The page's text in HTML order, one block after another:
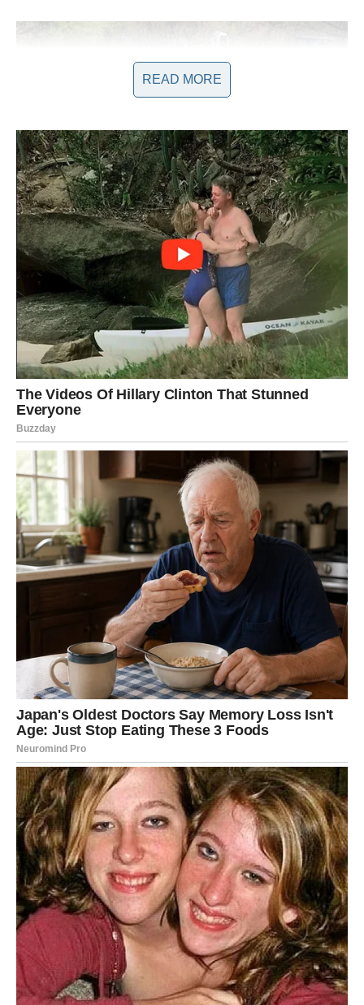
Nedostatak komunikacije i jasnih
informacija
ili dopis koji bi potvrdio navode o Dankinom stanju. “Mediji drže
sve informacije, ali mi nismo dobili ništa direktno”, kazao je,
ističući koliko je situacija frustrirajuća.Ovaj nedostatak jasnih
informacija ostavlja porodicu u stanju nesigurnosti.
Facebook profilu patera Dejana Draganića primijetili smo da je
podijelio izjavu koja sugerira da se Danka nalazi u Njemačkoj,
ali se ne želimo previše oslanjati na to”, dodaje Mioš. Ova
situacija također ukazuje na važnost komunikacije između
porodica nestalih i relevantnih institucija. U trenutku kada je
potrebna brzo i tačno informisanje, nesigurnost može dodatno
pogoršati ionako stresnu situaciju.
Posjet Dankinoj baki: Potvrda
zabrinutosti
READ MORE